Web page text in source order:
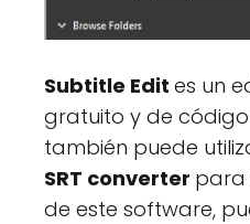
Subtitle Edit es un
gratuito y de
también puede
SRT converter para
de este software,